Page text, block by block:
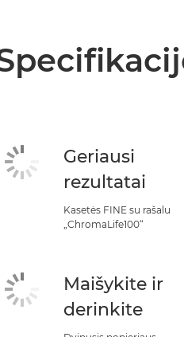
Geriausi
rezultatai
Kasetės FINE su rašalu
„ChromaLife100“
Maišykite ir
derinkite